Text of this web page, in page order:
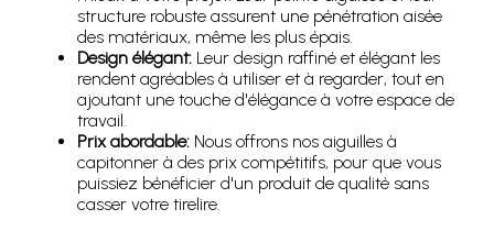
structure robuste assurent une pénétration aisée
des matériaux, même les plus épais.
Design élégant: Leur design raffiné et élégant les
rendent agréables à utiliser et à regarder, tout en
ajoutant une touche d'élégance à votre espace de
travail.
Prix abordable: Nous offrons nos aiguilles à
capitonner à des prix compétitifs, pour que vous
puissiez bénéficier d'un produit de qualité sans
casser votre tirelire.